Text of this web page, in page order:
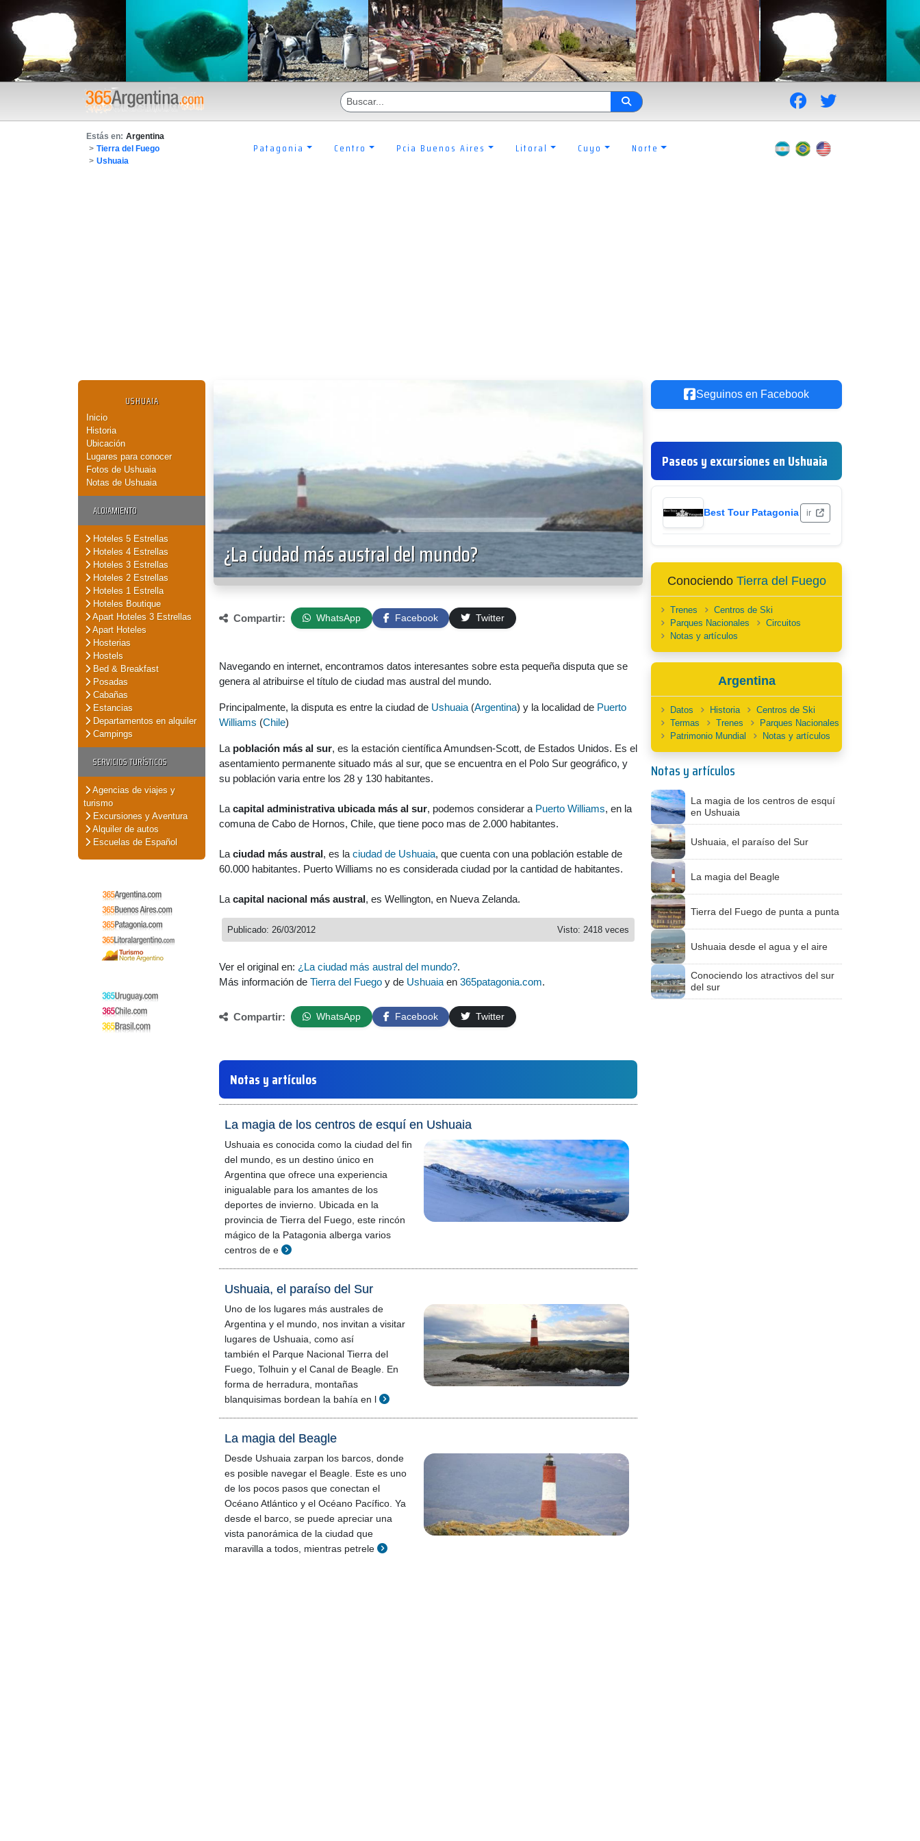
Estás en: Argentina
> Tierra del Fuego
> Ushuaia
Patagonia Centro Pcia Buenos Aires Litoral Cuyo Norte
USHUAIA
Inicio
Historia
Ubicación
Lugares para conocer
Fotos de Ushuaia
Notas de Ushuaia
ALOJAMIENTO
Hoteles 5 Estrellas
Hoteles 4 Estrellas
Hoteles 3 Estrellas
Hoteles 2 Estrellas
Hoteles 1 Estrella
Hoteles Boutique
Apart Hoteles 3 Estrellas
Apart Hoteles
Hosterias
Hostels
Bed & Breakfast
Posadas
Cabañas
Estancias
Departamentos en alquiler
Campings
SERVICIOS TURÍSTICOS
Agencias de viajes y
turismo
Excursiones y Aventura
Alquiler de autos
Escuelas de Español
¿La ciudad más austral del mundo?
Compartir: WhatsApp Facebook Twitter
Navegando en internet, encontramos datos interesantes sobre esta pequeña disputa que se
genera al atribuirse el título de ciudad mas austral del mundo.
Principalmente, la disputa es entre la ciudad de Ushuaia (Argentina) y la localidad de Puerto
Williams (Chile)
La población más al sur, es la estación científica Amundsen-Scott, de Estados Unidos. Es el
asentamiento permanente situado más al sur, que se encuentra en el Polo Sur geográfico, y
su población varia entre los 28 y 130 habitantes.
La capital administrativa ubicada más al sur, podemos considerar a Puerto Williams, en la
comuna de Cabo de Hornos, Chile, que tiene poco mas de 2.000 habitantes.
La ciudad más austral, es la ciudad de Ushuaia, que cuenta con una población estable de
60.000 habitantes. Puerto Williams no es considerada ciudad por la cantidad de habitantes.
La capital nacional más austral, es Wellington, en Nueva Zelanda.
Visto: 2418 veces
Publicado: 26/03/2012
Ver el original en: ¿La ciudad más austral del mundo?.
Más información de Tierra del Fuego y de Ushuaia en 365patagonia.com.
Compartir: WhatsApp Facebook Twitter
Notas y artículos
La magia de los centros de esquí en Ushuaia
Ushuaia es conocida como la ciudad del fin
del mundo, es un destino único en
Argentina que ofrece una experiencia
inigualable para los amantes de los
deportes de invierno. Ubicada en la
provincia de Tierra del Fuego, este rincón
mágico de la Patagonia alberga varios
centros de e
Ushuaia, el paraíso del Sur
Uno de los lugares más australes de
Argentina y el mundo, nos invitan a visitar
lugares de Ushuaia, como así
también el Parque Nacional Tierra del
Fuego, Tolhuin y el Canal de Beagle. En
forma de herradura, montañas
blanquisimas bordean la bahía en l
La magia del Beagle
Desde Ushuaia zarpan los barcos, donde
es posible navegar el Beagle. Este es uno
de los pocos pasos que conectan el
Océano Atlántico y el Océano Pacífico. Ya
desde el barco, se puede apreciar una
vista panorámica de la ciudad que
maravilla a todos, mientras petrele
Seguinos en Facebook
Paseos y excursiones en Ushuaia
Best Tour Patagonia ir
Conociendo Tierra del Fuego
Trenes
Centros de Ski
Parques Nacionales
Circuitos
Notas y artículos
Argentina
Datos Historia
Centros de Ski
Termas
Trenes
Parques Nacionales
Patrimonio Mundial
Notas y artículos
Notas y artículos
La magia de los centros de esquí
en Ushuaia
Ushuaia, el paraíso del Sur
La magia del Beagle
Tierra del Fuego de punta a punta
Ushuaia desde el agua y el aire
Conociendo los atractivos del sur
del sur